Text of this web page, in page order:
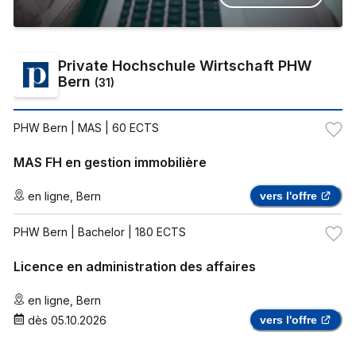
Private Hochschule Wirtschaft PHW
Bern (31)
PHW Bern | MAS | 60 ECTS
MAS FH en gestion immobilière
en ligne Bern vers l'offre
PHW Bern | Bachelor | 180 ECTS
Licence en administration des affaires
en ligne Bern
dès 05.10.2026 vers l'offre